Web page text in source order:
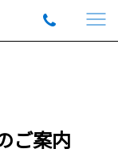
ご案内